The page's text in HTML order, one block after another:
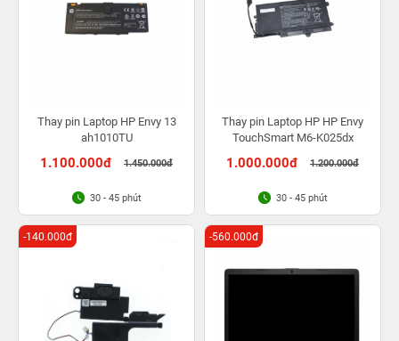
Thay pin Laptop HP Envy 13
ah1010TU
1.100.000đ 1.450.000đ
30 - 45 phút
Thay pin Laptop HP HP Envy
TouchSmart M6-K025dx
1.000.000đ 1.200.000đ
30 - 45 phút
-140.000đ -560.000đ